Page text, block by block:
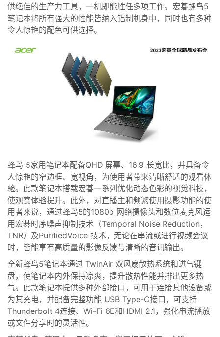
供绝佳的生产力工具，一机即能胜任多项工作。宏碁蜂鸟5
笔记本将所有强大的性能皆纳入铝制机身中，同时也有多种
令人惊艳的配色可供选择。
蜂鸟 5家用笔记本配备QHD 屏幕、 16:9 长宽比，并具备令
人惊艳的窄边框、 宽视角，为使用者带来清晰舒适的观看体
验。此款笔记本搭载宏碁一系列优化动态色彩的视觉科技，
使观赏体验提升。此外，对直播主和频繁使用摄影功能的使
用者来说，通过蜂鸟5的1080p 网络摄像头和数位麦克风运
用宏碁时序噪声抑制技术（Temporal Noise Reduction，
TNR）及PurifiedVoice 技术，无论在串流或进行视频会议
时，皆能享有高质量的影像反馈与清晰的音讯输出。
全新蜂鸟5笔记本通过 TwinAir 双风扇散热系统和进气键
盘，使笔记本内外保持凉爽，提升散热性能并排出更多热
气。此款笔记本提供多种外部接口，可用于连接其他设备或
为其充电，并配备完整功能 USB Type-C接口，可支持
Thunderbolt 4连接、 Wi-Fi 6E和HDMI 2.1，强化串流播放
或文件分享时的灵活性。